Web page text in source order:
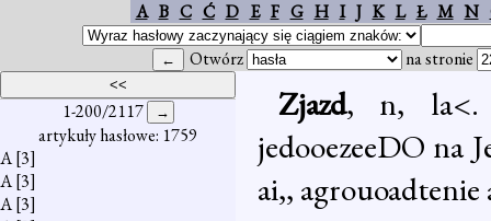
A B C Ć D E F G H I J K L Ł M N
Otwórz na stronie
1-200/2117
artykuły hasłowe: 1759
A[3]
A[3]
A[3]
Zjazd, n,
jedooezeeDO na
ai,,